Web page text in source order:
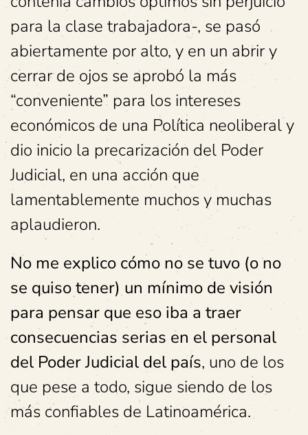
para la clase trabajadora-, se pasó
abiertamente por alto, y en un abrir y
cerrar de ojos se aprobó la más
“conveniente” para los intereses
económicos de una Política neoliberal y
dio inicio la precarización del Poder
Judicial, en una acción que
lamentablemente muchos y muchas
aplaudieron.
No me explico cómo no se tuvo (o no
se quiso tener) un mínimo de visión
para pensar que eso iba a traer
consecuencias serias en el personal
del Poder Judicial del país, uno de los
que pese a todo, sigue siendo de los
más confiables de Latinoamérica.